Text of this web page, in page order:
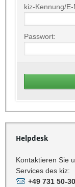
kiz-Kennung/
Passwort:
Helpdesk
Kontaktieren Sie
Services des kiz:
+49 731 50-